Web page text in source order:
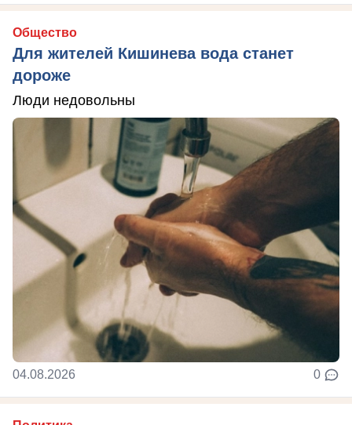
Общество
Для жителей Кишинева вода станет
дороже
Люди недовольны
04.08.2026 0